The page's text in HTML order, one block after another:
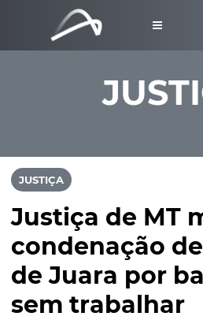
JUSTIÇA
Justiça de MT
condenação
de Juara por
sem trabalhar